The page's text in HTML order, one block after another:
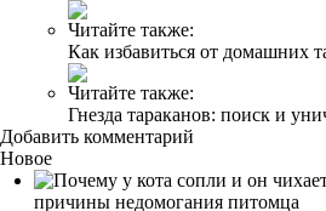
Читайте также:
Как избавиться от домашних
Читайте также:
Гнезда тараканов: поиск и
Добавить комментарий
Новое